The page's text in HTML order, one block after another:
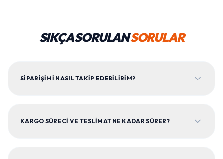
SIKÇA SORULANSORULAR
SIPARIŞIMI NASIL TAKIP EDEBILIRIM?
KARGO SÜRECI VE TESLIMAT NE KADAR SÜRER?